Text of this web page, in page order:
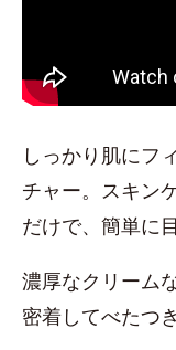
しっかり肌にフ
チャー。スキン
だけで、簡単に
濃厚なクリーム
密着してべたつ